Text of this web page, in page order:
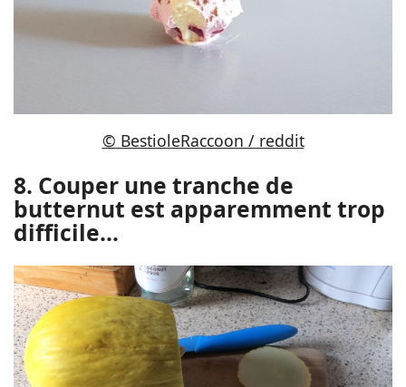
© BestioleRaccoon / reddit
8. Couper une tranche de
butternut est apparemment trop
difficile...